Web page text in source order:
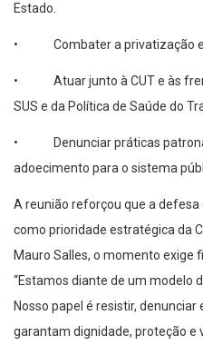
Estado.
• Combater a privatização e
• Atuar junto à CUT e às
SUS e da Política de Saúde do
• Denunciar práticas
adoecimento para o sistema
A reunião reforçou que a
como prioridade estratégica da
Mauro Salles, o momento exige
“Estamos diante de um modelo
Nosso papel é resistir,
garantam dignidade, proteção e